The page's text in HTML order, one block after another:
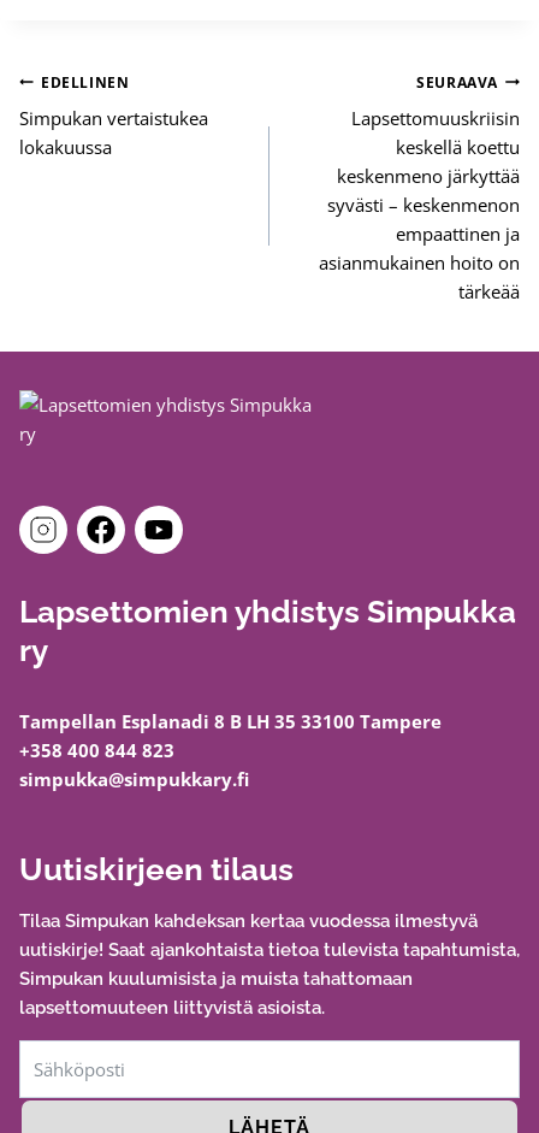
Artikkelien
selaus
EDELLINEN
Simpukan vertaistukea
lokakuussa
SEURAAVA
Lapsettomuuskriisin
keskellä koettu
keskenmeno järkyttää
syvästi – keskenmenon
empaattinen ja
asianmukainen hoito on
tärkeää
Lapsettomien yhdistys Simpukka
ry
Tampellan Esplanadi 8 B LH 35 33100 Tampere
+358 400 844 823
simpukka@simpukkary.fi
Uutiskirjeen tilaus
Tilaa Simpukan kahdeksan kertaa vuodessa ilmestyvä
uutiskirje! Saat ajankohtaista tietoa tulevista tapahtumista,
Simpukan kuulumisista ja muista tahattomaan
lapsettomuuteen liittyvistä asioista.
LÄHETÄ